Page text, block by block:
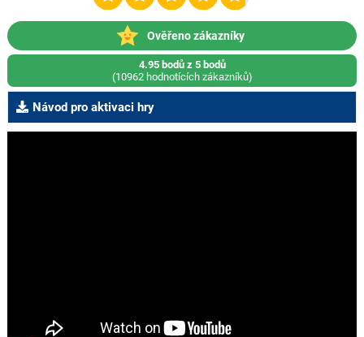
Ověřeno zákazníky
4.95 bodů z 5 bodů
(10962 hodnotících zákazníků)
Návod pro aktivaci hry